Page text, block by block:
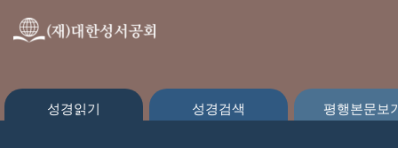
성경읽기 성경검색 평행본문보